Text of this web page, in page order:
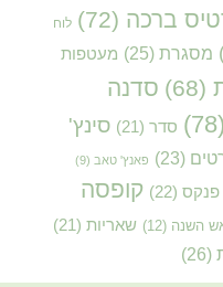
ברכה (72) לוח
מסגרת (25) מעטפות
(68)
סדנה
(78) סדר (21)
סינץ'
(23) פאנץ' טאב (9)
פנקס (22)
קופסה
השנה (12) שאריות (21)
(26)